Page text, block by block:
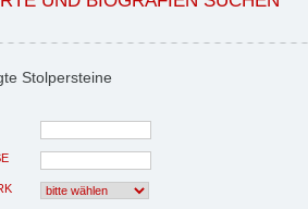
Stolpersteine